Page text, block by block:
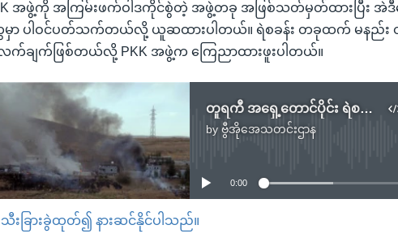
အဖွဲ့ကို အကြမ်းဖက်ဝါဒကိုင်စွဲတဲ့ အဖွဲ့တခု အဖြစ်သတ်မှတ်ထားပြီး
မှာ ပါဝင်ပတ်သက်တယ်လို့ ယူဆထားပါတယ်။ ရဲစခန်း တခုထက် မန
ချက်ဖြစ်တယ်လို့ PKK အဖွဲ့က ကြေညာထားဖူးပါတယ်။
တူရကီ အရှေ့တောင်ပိုင်း ရဲစစ်ကြောရေး စခန်း ကားဗုံးခွဲခံရ
byဗွီအိုအေသတင်းဌာန
No media source currently available
0:00
သီးခြားခွဲထုတ်၍ နားဆင်နိုင်ပါသည်။